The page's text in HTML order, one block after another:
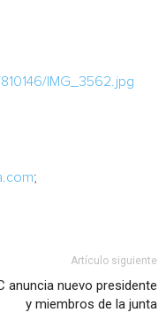
IMG_3562.jpg
;
Artículo siguiente
anuncia nuevo presidente
y miembros de la junta